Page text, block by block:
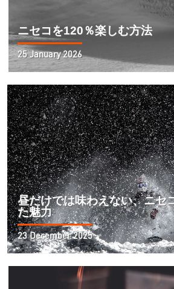
ニセコを120％楽しむ方法
25 January 2026
昼だけでは味わえない、ニセ
た魅力
23 December 2025